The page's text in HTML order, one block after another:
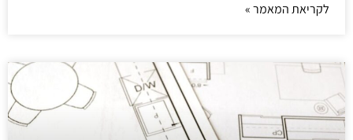
לקריאת המאמר »